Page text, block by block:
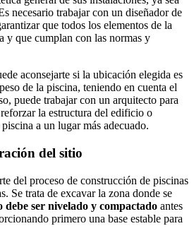
necesario trabajar con un diseñador de
que todos los elementos de la
y que cumplan con las normas y
aconsejarte si la ubicación elegida es
de la piscina, teniendo en cuenta el
puede trabajar con un arquitecto para
la estructura del edificio o
a un lugar más adecuado.
del sitio
del proceso de construcción de piscinas
Se trata de excavar la zona donde se
debe ser nivelado y compactado antes
primero una base estable para